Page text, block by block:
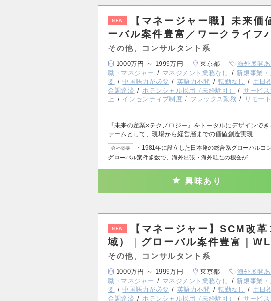
NEW
【マネージャー職】未来価
ーバル案件豊富／ワークライフ
その他、コンサルタント系
1000万円 ～ 1999万円 東京都 海外展開
職・マネジャー
マネジメント業務なし 新規事業
要
中国語力が必要 英語力不問 転勤なし 土日
金調達済
ポテンシャル採用（未経験可） サービ
上
インセンティブ制度 フレックス勤務 リモー
『未来の産業×テクノロジー』をトータルにデザインで
ァームとして、現場から経営層までの価値創造実現…
会社概要
・1981年に設立した日本発の総合系グローバルコ
グローバル案件多数で、海外出張・海外駐在の機会が…
興味あり
NEW
【マネージャー】SCM改
域）｜グローバル案件豊富｜
その他、コンサルタント系
1000万円 ～ 1999万円 東京都 海外展開
職・マネジャー
マネジメント業務なし 新規事業
要
中国語力が必要 英語力不問 転勤なし 土日
金調達済
ポテンシャル採用（未経験可） サービ